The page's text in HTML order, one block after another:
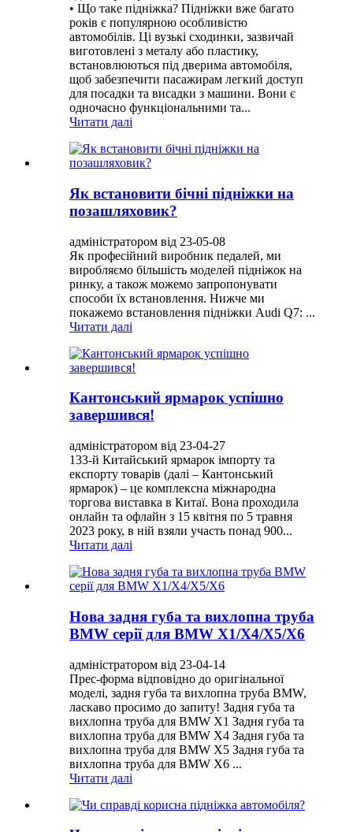
• Що таке підніжка? Підніжки вже багато
років є популярною особливістю
автомобілів. Ці вузькі сходинки, зазвичай
виготовлені з металу або пластику,
встановлюються під дверима автомобіля,
щоб забезпечити пасажирам легкий доступ
для посадки та висадки з машини. Вони є
одночасно функціональними та...
Читати далі
Як встановити бічні підніжки на
позашляховик?
адміністратором від 23-05-08
Як професійний виробник педалей, ми
виробляємо більшість моделей підніжок на
ринку, а також можемо запропонувати
способи їх встановлення. Нижче ми
покажемо встановлення підніжки Audi Q7: ...
Читати далі
Кантонський ярмарок успішно
завершився!
адміністратором від 23-04-27
133-й Китайський ярмарок імпорту та
експорту товарів (далі – Кантонський
ярмарок) – це комплексна міжнародна
торгова виставка в Китаї. Вона проходила
онлайн та офлайн з 15 квітня по 5 травня
2023 року, в ній взяли участь понад 900...
Читати далі
Нова задня губа та вихлопна труба
BMW серії для BMW X1/X4/X5/X6
адміністратором від 23-04-14
Прес-форма відповідно до оригінальної
моделі, задня губа та вихлопна труба BMW,
ласкаво просимо до запиту! Задня губа та
вихлопна труба для BMW X1 Задня губа та
вихлопна труба для BMW X4 Задня губа та
вихлопна труба для BMW X5 Задня губа та
вихлопна труба для BMW X6 ...
Читати далі